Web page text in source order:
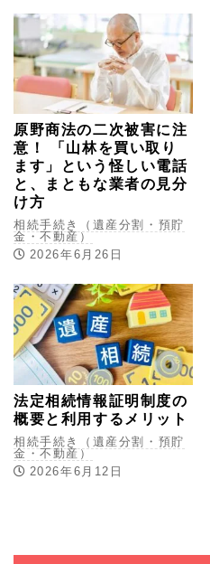
原野商法の二次被害に注
意！ 「山林を買い取り
ます」という怪しい電話
と、まともな業者の見分
け方
相続手続き（遺産分割・預貯
金・不動産）
2026年6月26日
法定相続情報証明制度の
概要と利用するメリット
相続手続き（遺産分割・預貯
金・不動産）
2026年6月12日